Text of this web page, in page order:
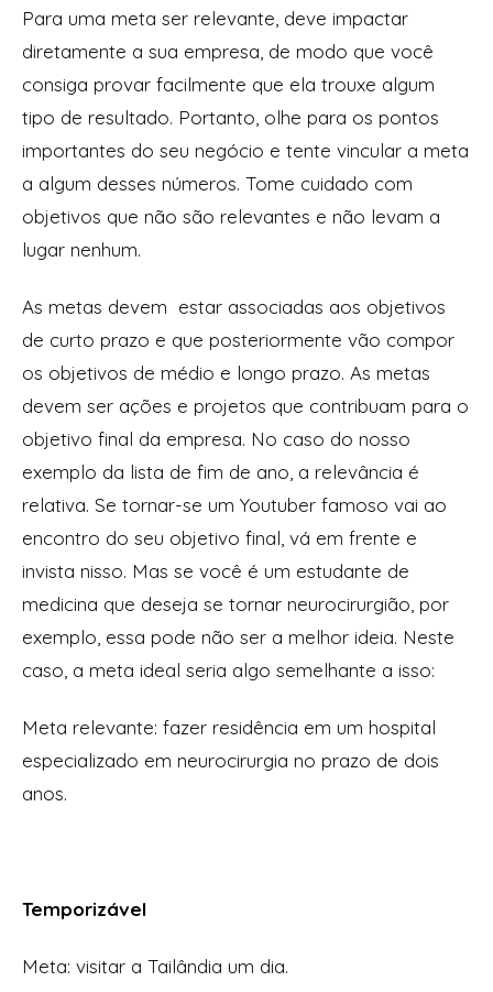
Para uma meta ser relevante, deve impactar
diretamente a sua empresa, de modo que você
consiga provar facilmente que ela trouxe algum
tipo de resultado. Portanto, olhe para os pontos
importantes do seu negócio e tente vincular a meta
a algum desses números. Tome cuidado com
objetivos que não são relevantes e não levam a
lugar nenhum.
As metas devem estar associadas aos objetivos
de curto prazo e que posteriormente vão compor
os objetivos de médio e longo prazo. As metas
devem ser ações e projetos que contribuam para o
objetivo final da empresa. No caso do nosso
exemplo da lista de fim de ano, a relevância é
relativa. Se tornar-se um Youtuber famoso vai ao
encontro do seu objetivo final, vá em frente e
invista nisso. Mas se você é um estudante de
medicina que deseja se tornar neurocirurgião, por
exemplo, essa pode não ser a melhor ideia. Neste
caso, a meta ideal seria algo semelhante a isso:
Meta relevante: fazer residência em um hospital
especializado em neurocirurgia no prazo de dois
anos.
Temporizável
Meta: visitar a Tailândia um dia.